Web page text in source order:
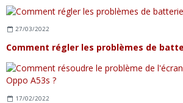
27/03/2022
Comment régler les problèmes de
17/02/2022